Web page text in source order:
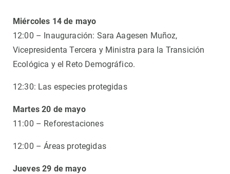
Miércoles 14 de mayo
12:00 – Inauguración: Sara Aagesen Muñoz,
Vicepresidenta Tercera y Ministra para la Transición
Ecológica y el Reto Demográfico.
12:30: Las especies protegidas
Martes 20 de mayo
11:00 – Reforestaciones
12:00 – Áreas protegidas
Jueves 29 de mayo